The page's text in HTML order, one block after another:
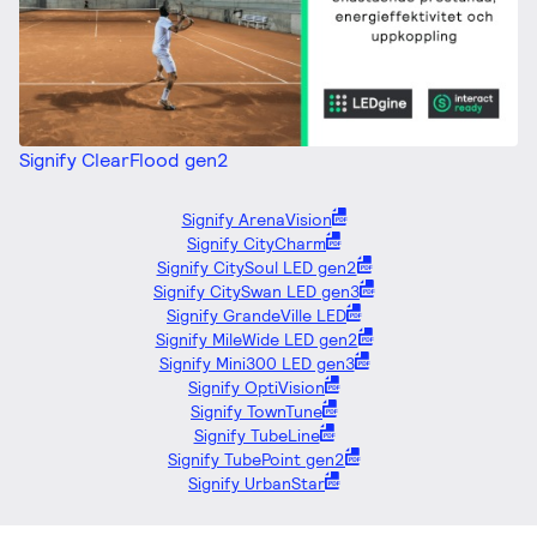
Signify ClearFlood gen2
Signify ArenaVision
Signify CityCharm
Signify CitySoul LED gen2
Signify CitySwan LED gen3
Signify GrandeVille LED
Signify MileWide LED gen2
Signify Mini300 LED gen3
Signify OptiVision
Signify TownTune
Signify TubeLine
Signify TubePoint gen2
Signify UrbanStar